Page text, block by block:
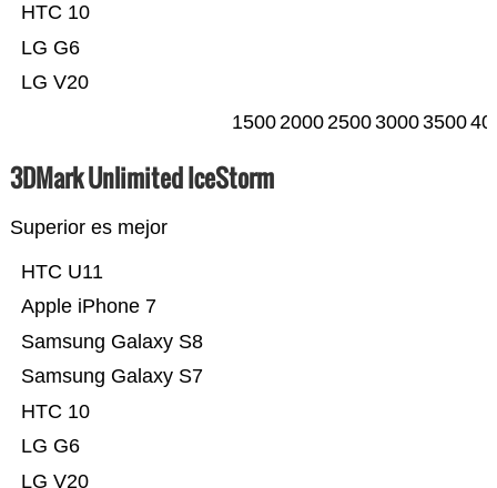
LG V20
LG G6
HTC 10
15002000250030003500
3DMark Unlimited IceStorm
Superior es mejor
LG V20
LG G6
HTC 10
Samsung Galaxy S7
Samsung Galaxy S8
Apple iPhone 7
HTC U11